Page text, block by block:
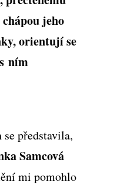
jeho
orientují se
ním
se představila,
Samcová
mi pomohlo